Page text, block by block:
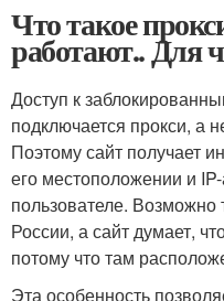
Что такое
работают.. Для
Доступ к
подключается прокси, а
Поэтому сайт получает
его местоположении и
пользователе. Возможно
России, а сайт думает,
потому что там
Эта особенность